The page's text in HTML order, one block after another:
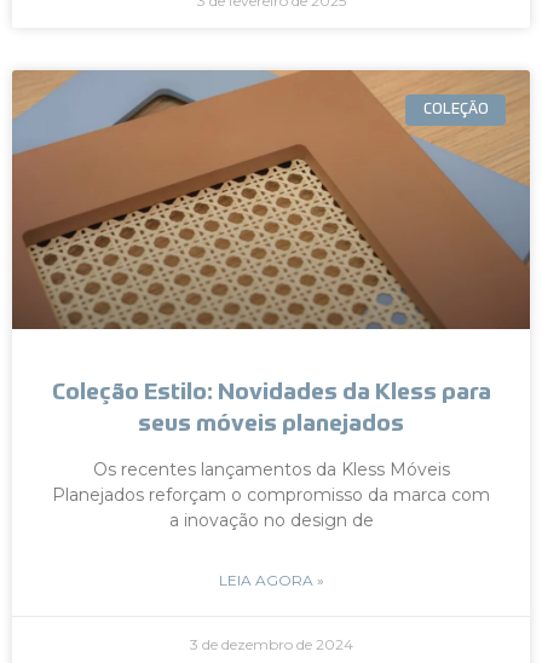
COLEÇÃO
Coleção Estilo: Novidades da Kless para
seus móveis planejados
Os recentes lançamentos da Kless Móveis
Planejados reforçam o compromisso da marca com
a inovação no design de
LEIA AGORA »
3 de dezembro de 2024